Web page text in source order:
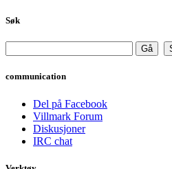
Søk
communication
Del på Facebook
Villmark Forum
Diskusjoner
IRC chat